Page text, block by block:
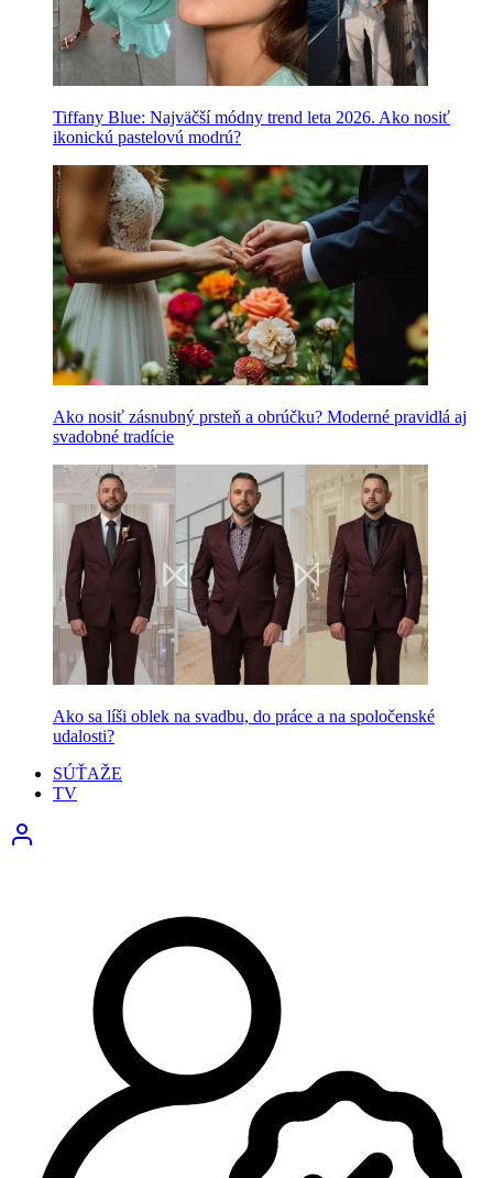
Tiffany Blue: Najväčší módny trend leta 2026. Ako nosiť
ikonickú pastelovú modrú?
Ako nosiť zásnubný prsteň a obrúčku? Moderné pravidlá aj
svadobné tradície
Ako sa líši oblek na svadbu, do práce a na spoločenské
udalosti?
SÚŤAŽE
TV